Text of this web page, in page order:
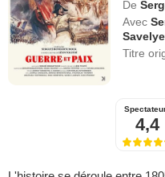
De
Avec
Titre
4,4